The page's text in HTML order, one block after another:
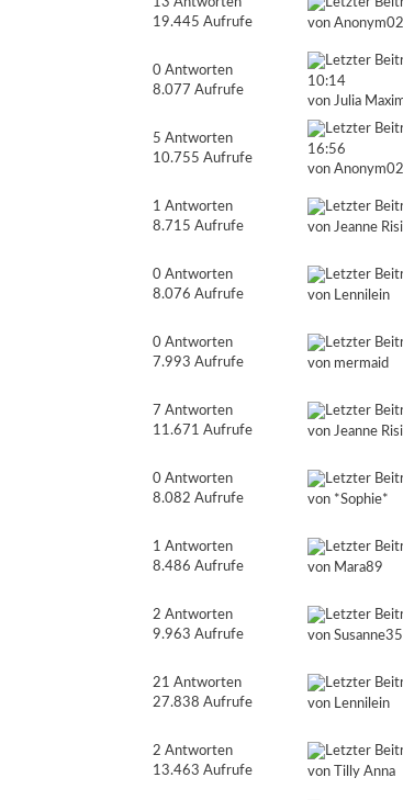
13 Antworten
19.445 Aufrufe
von Anonym02
0 Antworten
8.077 Aufrufe
10:14
von Julia
5 Antworten
10.755 Aufrufe
16:56
von Anonym02
1 Antworten
8.715 Aufrufe
von Jeanne
0 Antworten
8.076 Aufrufe
von Lennilein
0 Antworten
7.993 Aufrufe
von mermaid
7 Antworten
11.671 Aufrufe
von Jeanne
0 Antworten
8.082 Aufrufe
von *Sophie*
1 Antworten
8.486 Aufrufe
von Mara89
2 Antworten
9.963 Aufrufe
von Susanne35
21 Antworten
27.838 Aufrufe
von Lennilein
2 Antworten
13.463 Aufrufe
von
Tilly Anna